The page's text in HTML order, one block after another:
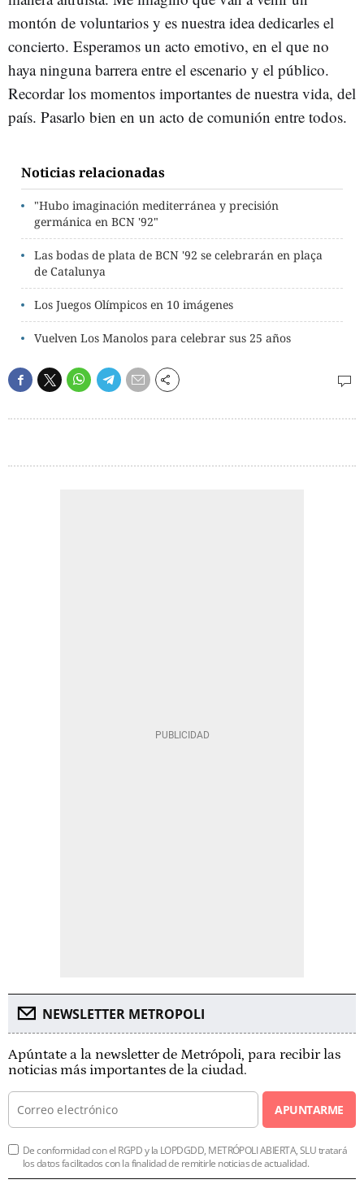
montón de voluntarios y es nuestra idea dedicarles el
concierto. Esperamos un acto emotivo, en el que no
haya ninguna barrera entre el escenario y el público.
Recordar los momentos importantes de nuestra vida, del
país. Pasarlo bien en un acto de comunión entre todos.
Noticias relacionadas
"Hubo imaginación mediterránea y precisión
germánica en BCN '92"
Las bodas de plata de BCN '92 se celebrarán en plaça
de Catalunya
Los Juegos Olímpicos en 10 imágenes
Vuelven Los Manolos para celebrar sus 25 años
NEWSLETTER METROPOLI
Apúntate a la newsletter de Metrópoli, para recibir las
noticias más importantes de la ciudad.
APUNTARME
De conformidad con el RGPD y la LOPDGDD, METRÓPOLI ABIERTA, SLU tratará
los datos facilitados con la finalidad de remitirle noticias de actualidad.